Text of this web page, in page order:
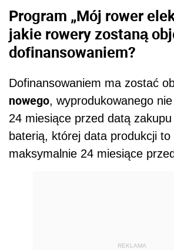
Program „Mój rower
jakie rowery zostaną
dofinansowaniem?
Dofinansowaniem ma zostać
nowego, wyprodukowanego
24 miesiące przed datą zakupu
baterią, której data produkcji to
maksymalnie 24 miesiące
REKLAMA